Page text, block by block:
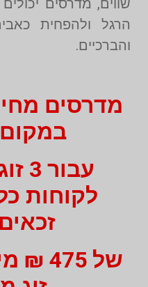
הרגל ולהפחית
והברכיים.
עבור 3 זוגות מדרסים
לקוחות